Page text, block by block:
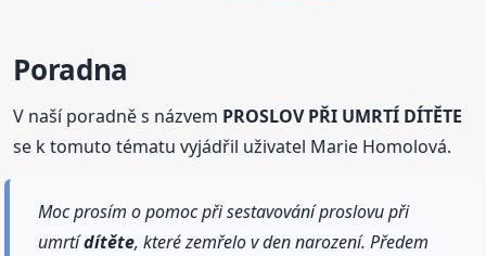
Poradna
V naší poradně s názvem PROSLOV PŘI UMRTÍ DÍTĚTE
se k tomuto tématu vyjádřil uživatel Marie Homolová.
Moc prosím o pomoc při sestavování proslovu při
umrtídítěte, které zemřelo v den narození. Předem